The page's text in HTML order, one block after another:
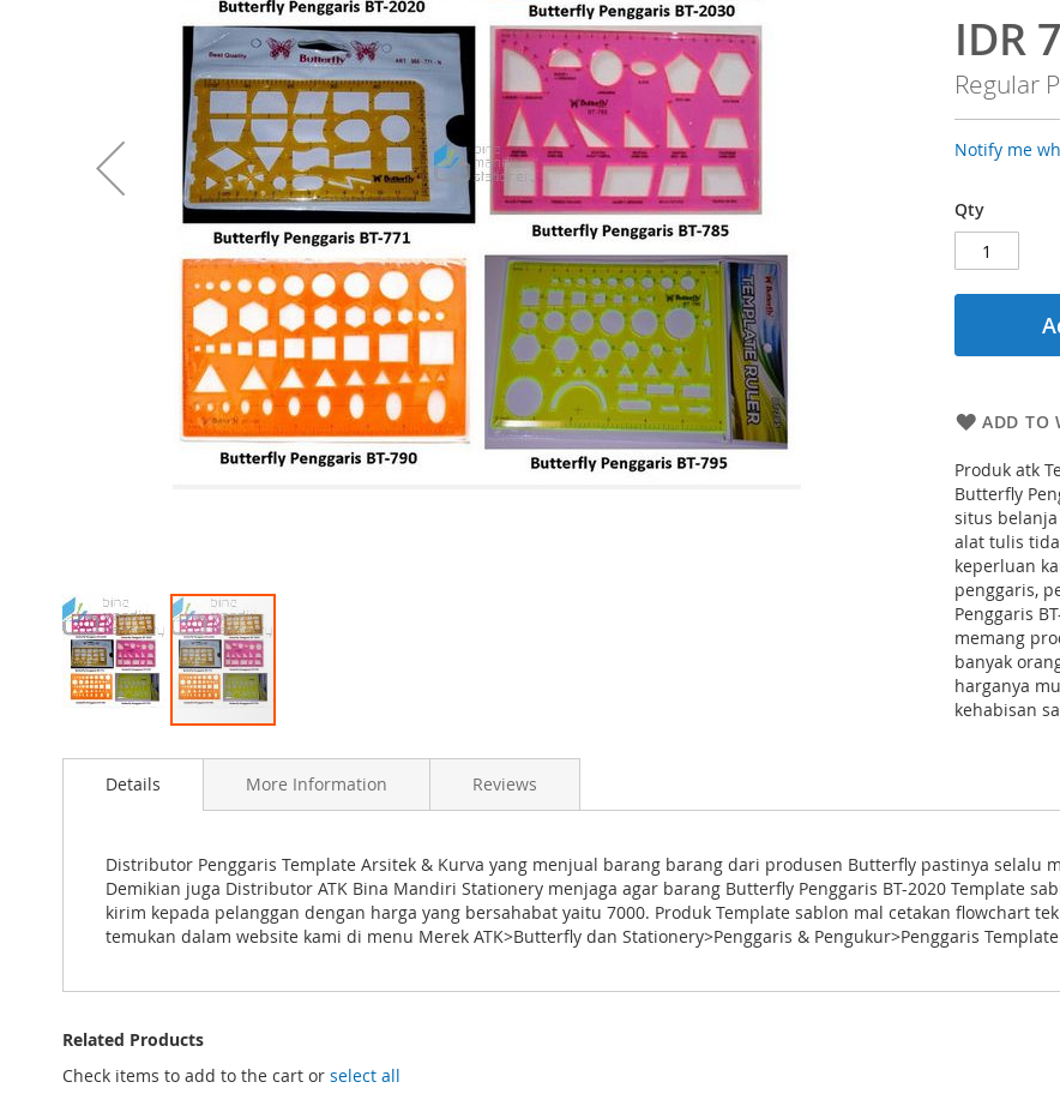
Special
Price
IDR
Regular
Notify me
Qty
ADD TO
Produk atk
Butterfly
situs
alat tulis
keperluan
penggaris,
Penggaris
memang
banyak
harganya
kehabisan
to
images
gallery
Details
Distributor Penggaris Template Arsitek & Kurva yang menjual barang barang dari produsen Butterfly pastinya selalu
Demikian juga Distributor ATK Bina Mandiri Stationery menjaga agar barang Butterfly Penggaris BT-2020 Template
kirim kepada pelanggan dengan harga yang bersahabat yaitu 7000. Produk Template sablon mal cetakan flowchart
temukan dalam website kami di menu Merek ATK>Butterfly dan Stationery>Penggaris & Pengukur>Penggaris
More Information Reviews
Related Products
Check items to add to the cart or select all